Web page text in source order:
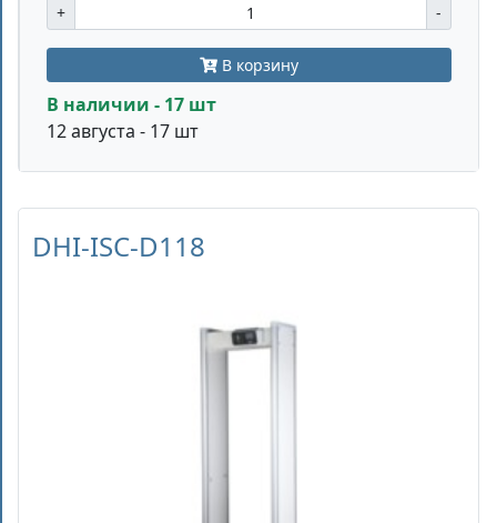
+ -
В корзину
В наличии - 17 шт
12 августа - 17 шт
DHI-ISC-D118